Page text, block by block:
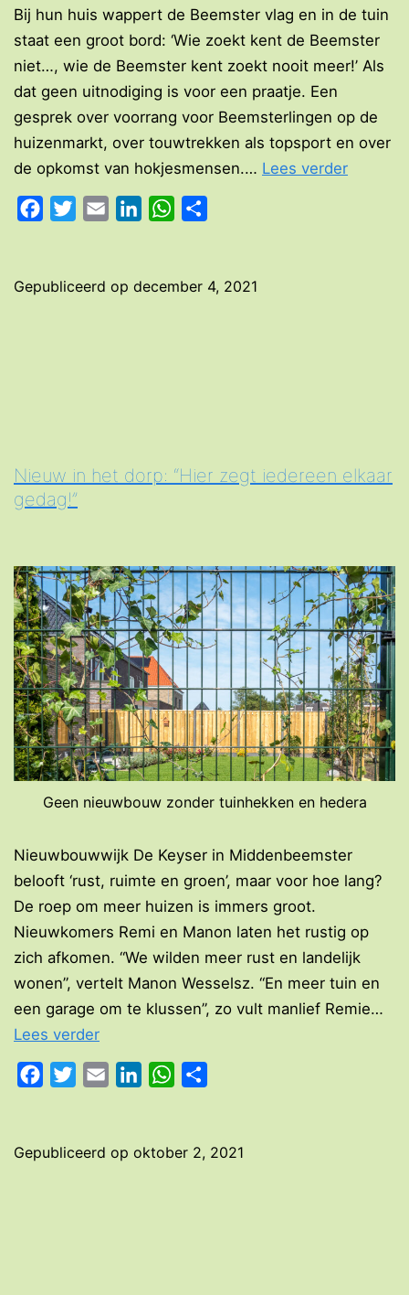
Bij hun huis wappert de Beemster vlag en in de tuin
staat een groot bord: ‘Wie zoekt kent de Beemster
niet…, wie de Beemster kent zoekt nooit meer!’ Als
dat geen uitnodiging is voor een praatje. Een
gesprek over voorrang voor Beemsterlingen op de
huizenmarkt, over touwtrekken als topsport en over
de opkomst van hokjesmensen.… Lees verder“Achter
FacebookTwitterEmail LinkedInWhatsApp
Gepubliceerd op december 4, 2021
Nieuw in het dorp: “Hier zegt iedereen elkaar
gedag!”
Geen nieuwbouw zonder tuinhekken en hedera
Nieuwbouwwijk De Keyser in Middenbeemster
belooft ‘rust, ruimte en groen’, maar voor hoe lang?
De roep om meer huizen is immers groot.
Nieuwkomers Remi en Manon laten het rustig op
zich afkomen. “We wilden meer rust en landelijk
wonen”, vertelt Manon Wesselsz. “En meer tuin en
een garage om te klussen”, zo vult manlief Remie…
Lees verderNieuw
in
het
zegt
FacebookTwitterEmail LinkedInWhatsApp
Gepubliceerd op oktober 2, 2021